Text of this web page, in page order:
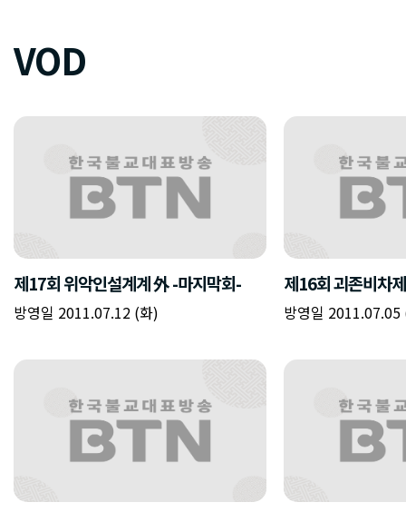
VOD
제17회 위악인설계계 外 -마지막회-
방영일 2011.07.12 (화)
제16회 괴존비차
방영일 2011.07.05